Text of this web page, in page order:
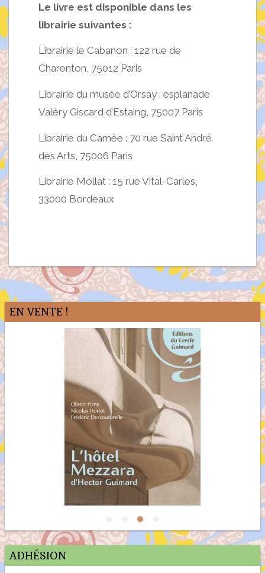
Le livre est disponible dans les
librairie suivantes :
Librairie le Cabanon : 122 rue de
Charenton, 75012 Paris
Librairie du musée d’Orsay : esplanade
Valéry Giscard d’Estaing, 75007 Paris
Librairie du Camée : 70 rue Saint André
des Arts, 75006 Paris
Librairie Mollat : 15 rue Vital-Carles,
33000 Bordeaux
EN VENTE !
ADHÉSION